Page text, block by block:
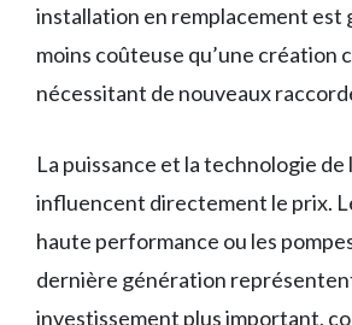
installation en remplacement est
moins coûteuse qu’une création
nécessitant de nouveaux
La puissance et la technologie de
influencent directement le prix.
haute performance ou les
dernière génération
investissement plus important,